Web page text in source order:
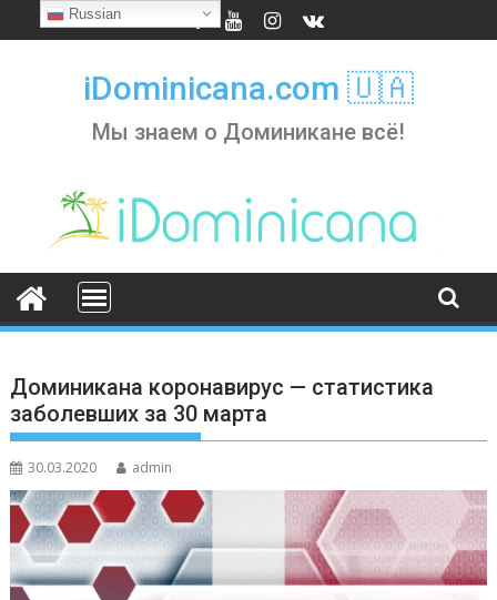
to
iDominicana.com 🇺🇦
Мы знаем о Доминикане всё!
Доминикана коронавирус — статистика
заболевших за 30 марта
30.03.2020 admin
Russian